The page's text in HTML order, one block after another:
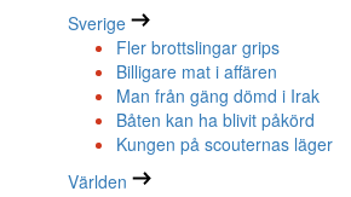
Sverige
Fler brottslingar grips
Billigare mat i affären
Man från gäng dömd i Irak
Båten kan ha blivit påkörd
Kungen på scouternas läger
Världen